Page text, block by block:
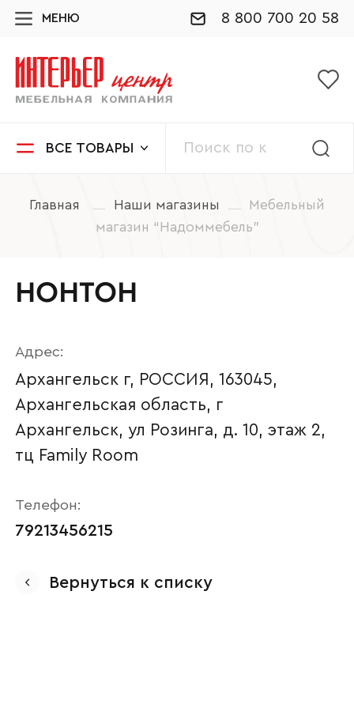
МЕНЮ 8 800 700 20 58
ВСЕ ТОВАРЫ
Главная Наши магазины
Мебельный
магазин “Надоммебель”
НОНТОН
Адрес:
Архангельск г, РОССИЯ, 163045,
Архангельская область, г
Архангельск, ул Розинга, д. 10, этаж 2,
тц Family Room
Телефон:
79213456215
Вернуться к списку